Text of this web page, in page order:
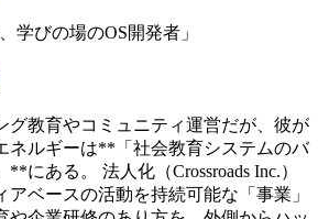
学びの場のOS開発者」
グ教育やコミュニティ運営だが、彼が
ネルギーは**「社会教育システムのバ
にある。 法人化（Crossroads Inc.）
アベースの活動を持続可能な「事業」